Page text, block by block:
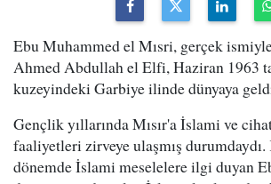
Ebu Muhammed el Mısri, gerçek
Ahmed Abdullah el Elfi, Haziran 1963
kuzeyindeki Garbiye ilinde dünyaya
Gençlik yıllarında Mısır'a İslami ve
faaliyetleri zirveye ulaşmış
dönemde İslami meselelere ilgi duyan